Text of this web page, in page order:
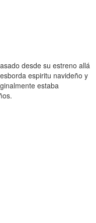
desde su estreno allá
espiritu navideño y
estaba